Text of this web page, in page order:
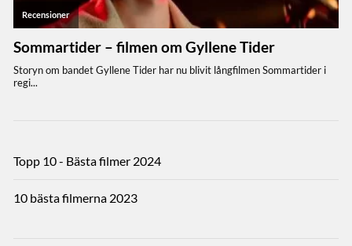
Topp 10 - Bästa filmer 2024
10 bästa filmerna 2023